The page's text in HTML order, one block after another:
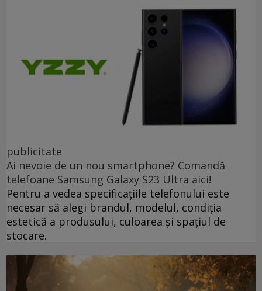
publicitate
Ai nevoie de un nou smartphone? Comandă
telefoane Samsung Galaxy S23 Ultra aici!
Pentru a vedea specificațiile telefonului este
necesar să alegi brandul, modelul, condiția
estetică a produsului, culoarea și spațiul de
stocare.